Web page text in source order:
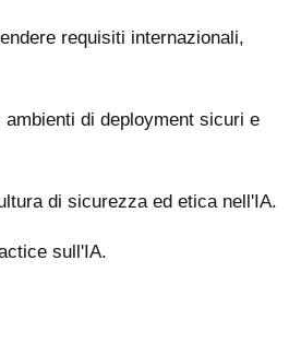
requisiti internazionali,
di deployment sicuri e
di sicurezza ed etica nell'IA.
sull'IA.